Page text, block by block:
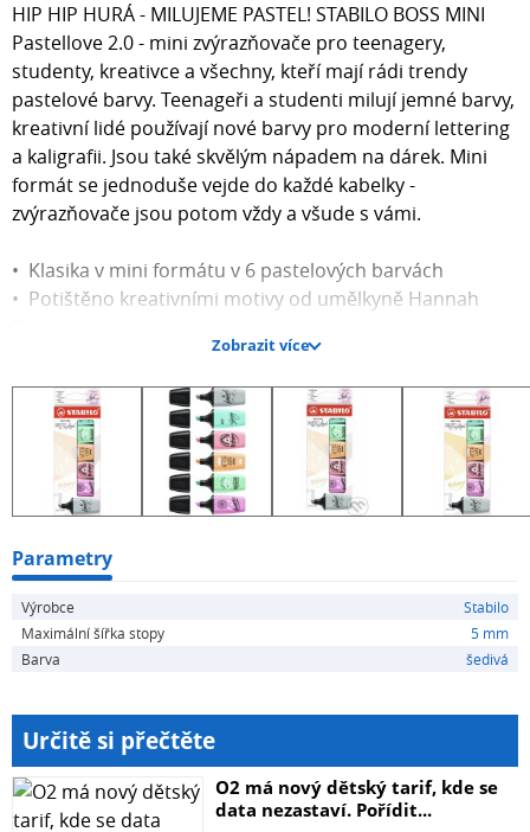
HIP HIP HURÁ - MILUJEME PASTEL! STABILO BOSS MINI
Pastellove 2.0 - mini zvýrazňovače pro teenagery,
studenty, kreativce a všechny, kteří mají rádi trendy
pastelové barvy. Teenageři a studenti milují jemné barvy,
kreativní lidé používají nové barvy pro moderní lettering
a kaligrafii. Jsou také skvělým nápadem na dárek. Mini
formát se jednoduše vejde do každé kabelky -
zvýrazňovače jsou potom vždy a všude s vámi.
• Klasika v mini formátu v 6 pastelových barvách
• Potištěno kreativními motivy od umělkyně Hannah
• STABILO Anti-Dry-Out technologie: 4 hodiny ochrana
proti vysychání pro koncentrovanou práci
• Podtrhněte a zvýrazněte díky 2 šířkám stopy: 2 + 5 mm
Se STABILEM vesele do školy.
Zobrazit více
Parametry
Výrobce
Stabilo
Maximální šířka stopy
5 mm
Barva
šedivá
Určitě si přečtěte
O2 má nový dětský tarif, kde se
data nezastaví. Pořídit...